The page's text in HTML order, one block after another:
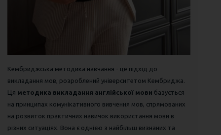
Кембриджська методика навчання - це підхід до
викладання мов, розроблений університетом Кембриджа.
Ця методика викладання англійської мови базується
на принципах комунікативного вивчення мов, спрямованих
на розвиток практичних навичок використання мови в
різних ситуаціях. Вона є однією з найбільш визнаних та